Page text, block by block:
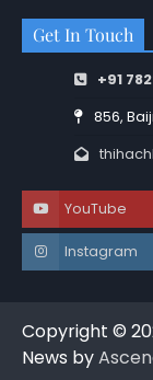
Get In Touch
+91
856,
YouTube
Instagram
Copyright ©
News by